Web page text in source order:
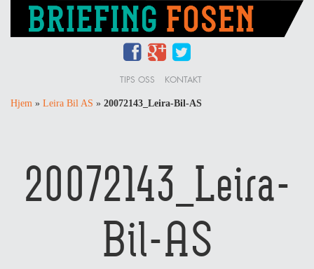
TIPS OSS KONTAKT
Hjem » Leira Bil AS » 20072143_Leira-Bil-AS
20072143_Leira-
Bil-AS